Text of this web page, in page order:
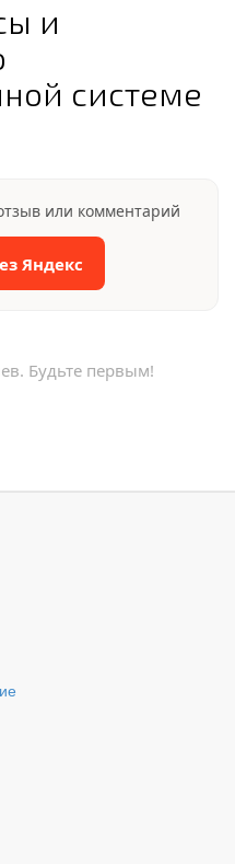
и
системе
или комментарий
Яндекс
Будьте первым!